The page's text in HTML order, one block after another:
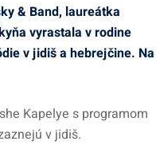
& Band, laureátka
vyrastala v rodine
v jidiš a hebrejčine. Na
Kapelye s programom
v jidiš.